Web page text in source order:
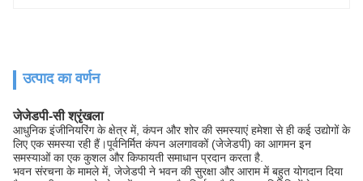
उत्पाद का वर्णन
जेजेडपी-सी श्रृंखला
आधुनिक इंजीनियरिंग के क्षेत्र में, कंपन और शोर की समस्याएं हमेशा से ही कई उद्योगों के
लिए एक समस्या रही हैं।पूर्वनिर्मित कंपन अलगावकों (जेजेडपी) का आगमन इन
समस्याओं का एक कुशल और किफायती समाधान प्रदान करता है.
भवन संरचना के मामले में, जेजेडपी ने भवन की सुरक्षा और आराम में बहुत योगदान दिया